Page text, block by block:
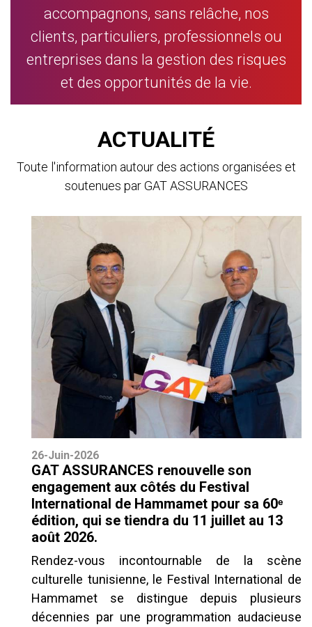
accompagnons, sans relâche, nos
clients, particuliers, professionnels ou
entreprises dans la gestion des risques
et des opportunités de la vie.
ACTUALITÉ
Toute l'information autour des actions organisées et
soutenues par GAT ASSURANCES
26-Juin-2026
GAT ASSURANCES renouvelle son
engagement aux côtés du Festival
International de Hammamet pour sa 60ᵉ
édition, qui se tiendra du 11 juillet au 13
août 2026.
Rendez-vous incontournable de la scène
culturelle tunisienne, le Festival International de
Hammamet se distingue depuis plusieurs
décennies par une programmation audacieuse